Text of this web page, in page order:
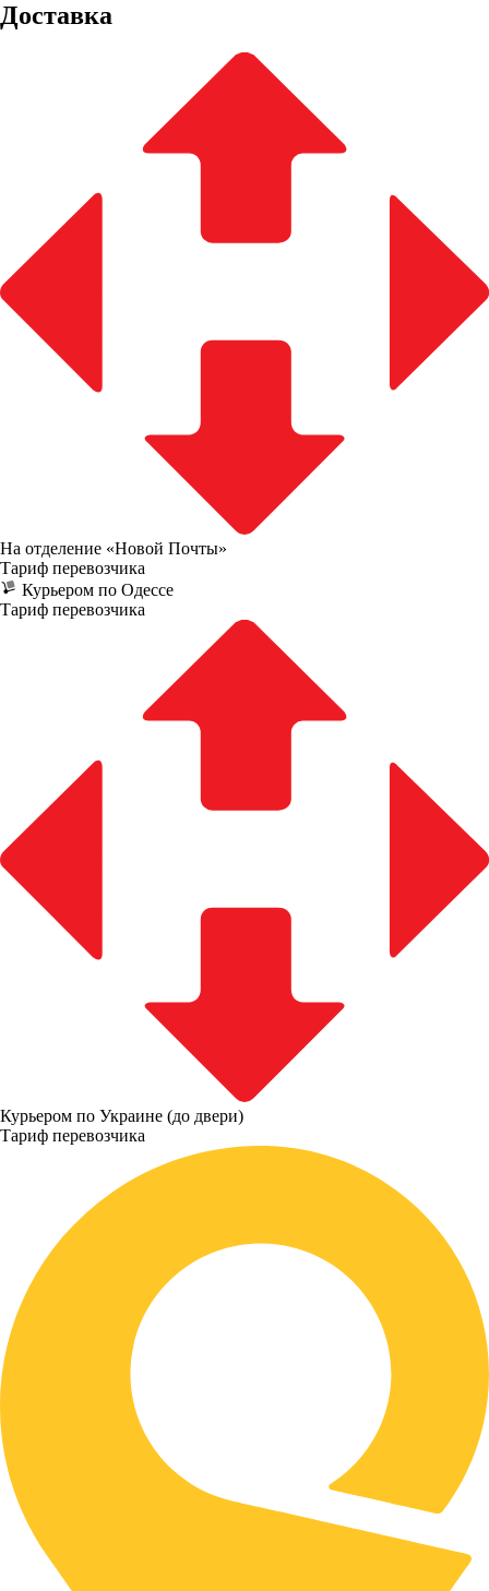
Доставка
На отделение «Новой Почты»
Тариф перевозчика
Курьером по Одессе
Тариф перевозчика
Курьером по Украине (до двери)
Тариф перевозчика